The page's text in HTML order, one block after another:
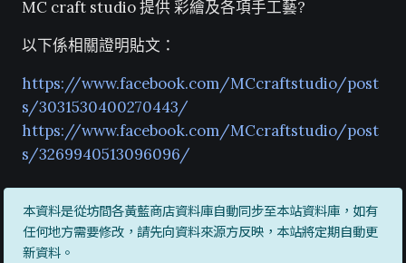
MC craft studio 提供 彩繪及各項手工藝?
以下係相關證明貼文：
https://www.facebook.com/MCcraftstudio/post
s/3031530400270443/
https://www.facebook.com/MCcraftstudio/post
s/3269940513096096/
本資料是從坊間各黃藍商店資料庫自動同步至本站資料庫，如有
任何地方需要修改，請先向資料來源方反映，本站將定期自動更
新資料。